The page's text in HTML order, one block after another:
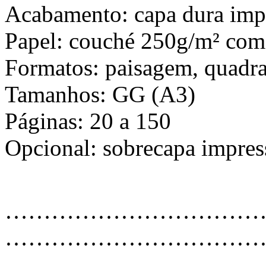
Acabamento: capa dura
Papel: couché 250g/m²
Formatos: paisagem,
Tamanhos: GG (A3)
Páginas: 20 a 150
Opcional: sobrecapa